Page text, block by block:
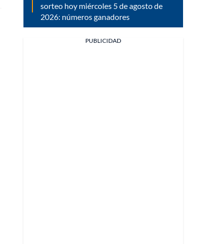
sorteo hoy miércoles 5 de agosto de
2026: números ganadores
PUBLICIDAD